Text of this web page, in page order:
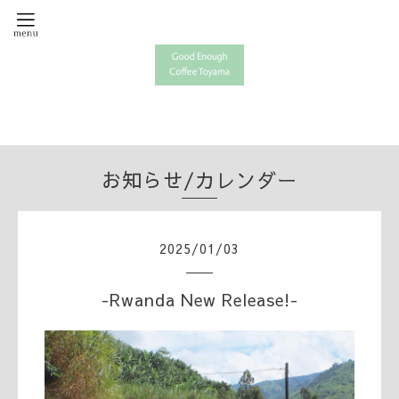
お知らせ/カレンダー
2025/01 /03
-Rwanda New Release!-